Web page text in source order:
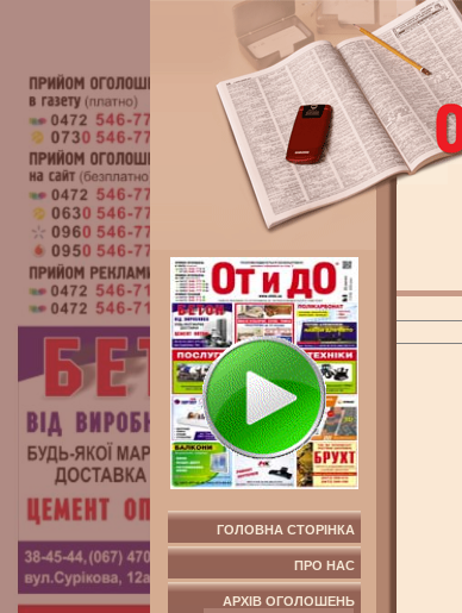
ГОЛОВНА СТОРІНКА
ПРО НАС
АРХІВ ОГОЛОШЕНЬ